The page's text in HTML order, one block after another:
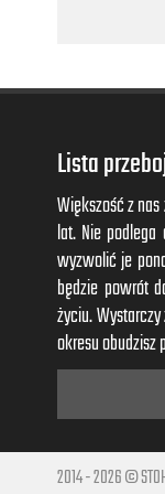
Lista
Większość z
lat. Nie
wyzwolić je
będzie powrót
życiu.
okresu
2014 - 2026 ©